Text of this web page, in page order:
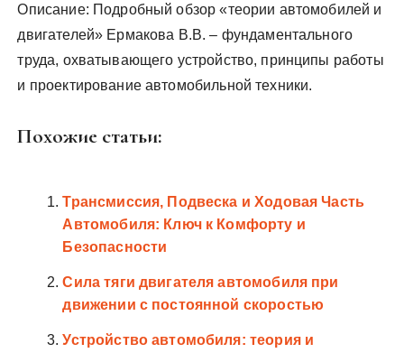
Описание: Подробный обзор «теории автомобилей и
двигателей» Ермакова В.В. – фундаментального
труда, охватывающего устройство, принципы работы
и проектирование автомобильной техники.
Похожие статьи:
Трансмиссия, Подвеска и Ходовая Часть
Автомобиля: Ключ к Комфорту и
Безопасности
Сила тяги двигателя автомобиля при
движении с постоянной скоростью
Устройство автомобиля: теория и